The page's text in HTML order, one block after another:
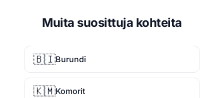
Muita suosittuja kohteita
🇧🇮Burundi
🇰🇲Komorit